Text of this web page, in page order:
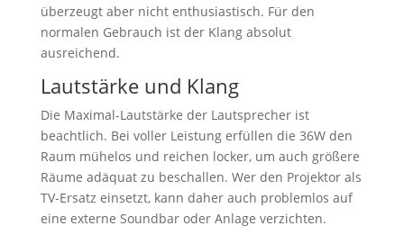
überzeugt aber nicht enthusiastisch. Für den
normalen Gebrauch ist der Klang absolut
ausreichend.
Lautstärke und Klang
Die Maximal-Lautstärke der Lautsprecher ist
beachtlich. Bei voller Leistung erfüllen die 36W den
Raum mühelos und reichen locker, um auch größere
Räume adäquat zu beschallen. Wer den Projektor als
TV-Ersatz einsetzt, kann daher auch problemlos auf
eine externe Soundbar oder Anlage verzichten.